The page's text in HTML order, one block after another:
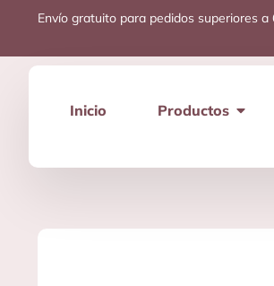
Envío gratuito para pedidos superiores a
Inicio Productos